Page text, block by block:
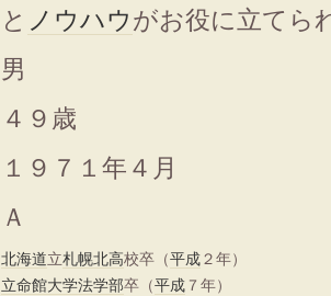
と ノウハウがお役に立てら
男
４９歳
１９７１年４月
Ａ
北海道立札幌北高校卒（平成２年）
立命館大学法学部卒（平成 ７年）